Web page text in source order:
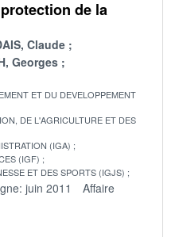
de la
Claude
Georges
ET DU DEVELOPPEMENT
DE L'AGRICULTURE ET DES
(IGA)
(IGF)
ET DES SPORTS (IGJS)
juin 2011
Affaire